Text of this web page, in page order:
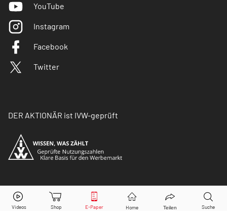
YouTube
Instagram
Facebook
Twitter
DER AKTIONÄR ist IVW-geprüft
© Copyright 2026 Börsenmedien AG. Alle Rechte